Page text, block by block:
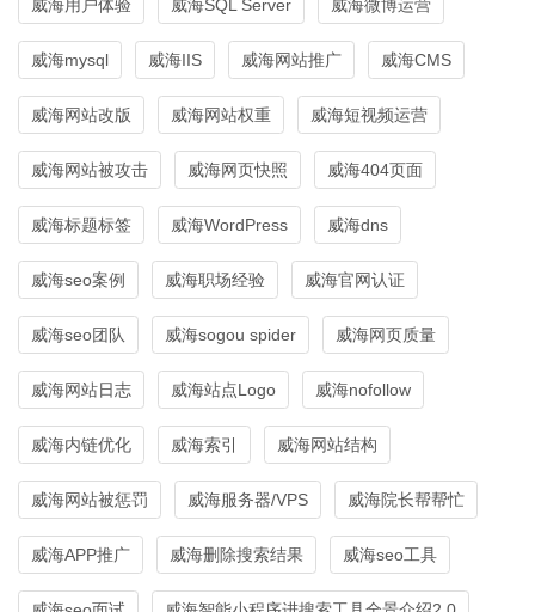
威海用户体验 威海SQL Server 威海微博运营
威海mysql 威海IIS 威海网站推广 威海CMS
威海网站改版 威海网站权重 威海短视频运营
威海网站被攻击 威海网页快照 威海404页面
威海标题标签 威海WordPress 威海dns
威海seo案例 威海职场经验 威海官网认证
威海seo团队 威海sogou spider 威海网页质量
威海网站日志 威海站点Logo 威海nofollow
威海内链优化 威海索引 威海网站结构
威海网站被惩罚 威海服务器/VPS 威海院长帮帮忙
威海APP推广 威海删除搜索结果 威海seo工具